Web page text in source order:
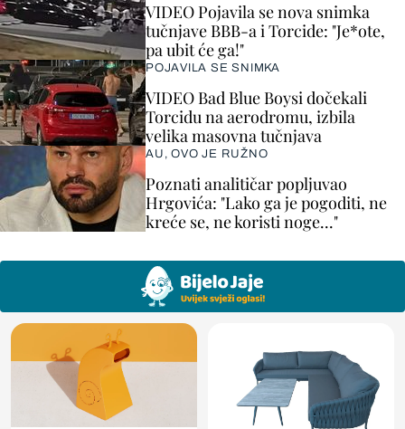
VIDEO Pojavila se nova snimka
tučnjave BBB-a i Torcide: "Je*ote,
pa ubit će ga!"
POJAVILA SE SNIMKA
VIDEO Bad Blue Boysi dočekali
Torcidu na aerodromu, izbila
velika masovna tučnjava
AU, OVO JE RUŽNO
Poznati analitičar popljuvao
Hrgovića: "Lako ga je pogoditi, ne
kreće se, ne koristi noge..."